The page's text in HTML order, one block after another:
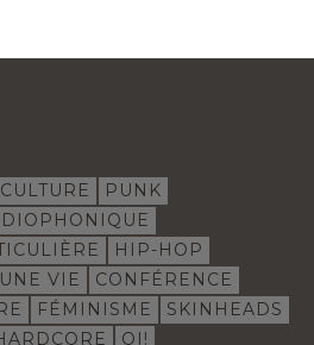
PUNK
HIP-HOP
VIE
CONFÉRENCE
FÉMINISME
SKINHEADS
OI!